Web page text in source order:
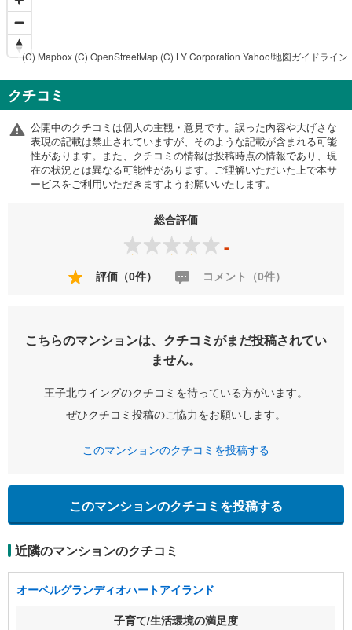
(C) Mapbox (C) OpenStreetMap (C) LY Corporation Yahoo!地図ガイドライン
クチコミ
公開中のクチコミは個人の主観・意見です。誤った内容や大げさな
表現の記載は禁止されていますが、そのような記載が含まれる可能
性があります。また、クチコミの情報は投稿時点の情報であり、現
在の状況とは異なる可能性があります。ご理解いただいた上で本サ
ービスをご利用いただきますようお願いいたします。
総合評価
-
評価（0件） コメント（0件）
こちらのマンションは、クチコミがまだ投稿されてい
ません。
王子北ウイングのクチコミを待っている方がいます。
ぜひクチコミ投稿のご協力をお願いします。
このマンションのクチコミを投稿する
このマンションのクチコミを投稿する
近隣のマンションのクチコミ
オーベルグランディオハートアイランド
子育て/生活環境の満足度